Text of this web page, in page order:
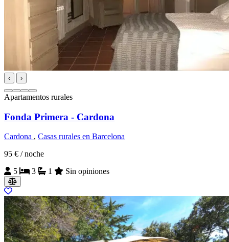
‹ ›
Apartamentos rurales
Fonda Primera - Cardona
Cardona , Casas rurales en Barcelona
95 € / noche
5
3 1 Sin opiniones